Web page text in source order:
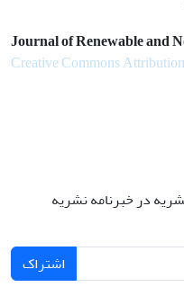
Journal of Renewable and
Creative Commons
در خبرنامه نشریه
اشتراک